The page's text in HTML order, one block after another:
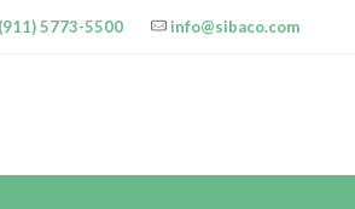
5773-5500 info@sibaco.com